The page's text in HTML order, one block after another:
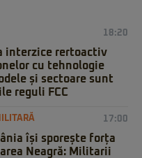
18:20
interzice rertoactiv
cu tehnologie
și sectoare sunt
reguli FCC
17:00
își sporește forța
Neagră: Militarii